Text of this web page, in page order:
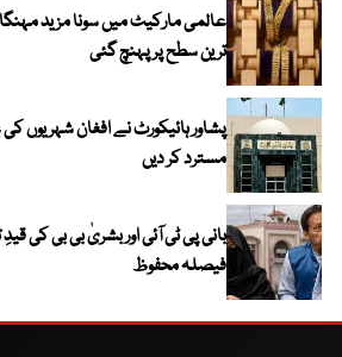
ترین سطح پر پہنچ گئی
پشاور ہائیکورٹ نے افغان شہریوں
مسترد کر دیں
بانی پی ٹی آئی اور بشریٰ بی بی کی
فیصلہ محفوظ